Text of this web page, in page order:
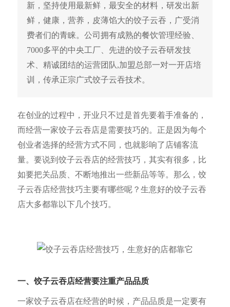
新，坚持使用最新鲜，最安全的材料，研发出新
鲜，健康，营养，皮薄馅大的饺子云吞，广受消
费者们的青睐。公司拥有成熟的餐饮管理经验、
7000多平的中央工厂、先进的饺子云吞研发技
术、精诚团结的运营团队,加盟总部一对一开店培
训，传承正宗广式饺子云吞技术。
在创业的过程中，开业只不过是首先要着手准备的，
而经营一家饺子云吞店是需要技巧的。正是因为每个
创业者选择的经营方式不同，也就影响了店铺客流
量。要说到饺子云吞店的经营技巧，其实有很多，比
如要把关品质、不断地推出一些新品等等。那么，饺
子云吞店经营技巧主要有哪些呢？生意好的饺子云吞
店大多都靠以下几个技巧。
一、饺子云吞店经营要注重产品品质
一家饺子云吞店在经营的时候，产品品质是一定要有